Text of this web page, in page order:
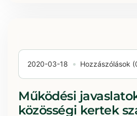
2020-03-18 Hozzászólások
Működési
közösségi kertek